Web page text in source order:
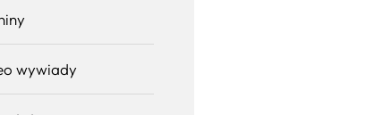
wywiady